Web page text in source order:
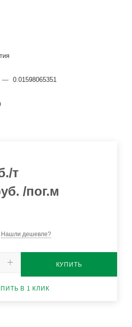
— 0.01598065351
/т
/пог.м
Нашли дешевле?
КУПИТЬ
В 1 КЛИК